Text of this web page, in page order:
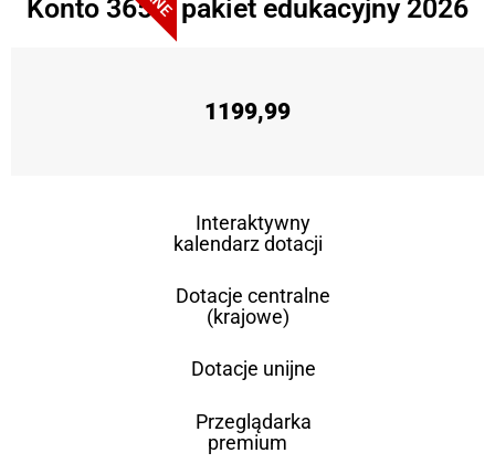
Konto 365 + pakiet edukacyjny 2026
1199,99
Interaktywny
kalendarz dotacji
Dotacje centralne
(krajowe)
Dotacje unijne
Przeglądarka
premium